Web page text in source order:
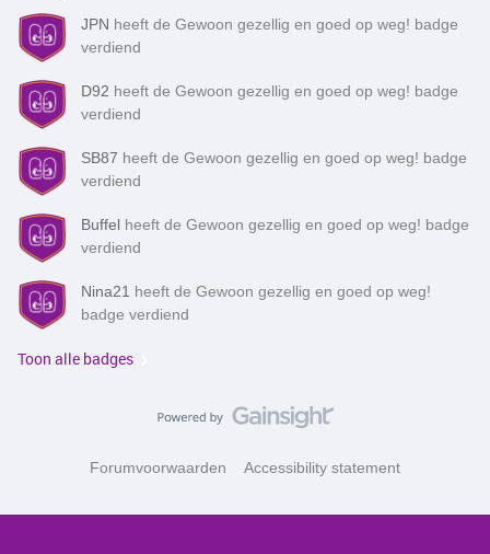
JPN heeft de Gewoon gezellig en goed op weg! badge
verdiend
D92 heeft de Gewoon gezellig en goed op weg! badge
verdiend
SB87 heeft de Gewoon gezellig en goed op weg! badge
verdiend
Buffel heeft de Gewoon gezellig en goed op weg! badge
verdiend
Nina21 heeft de Gewoon gezellig en goed op weg!
badge verdiend
Toon alle badges
Forumvoorwaarden Accessibility statement